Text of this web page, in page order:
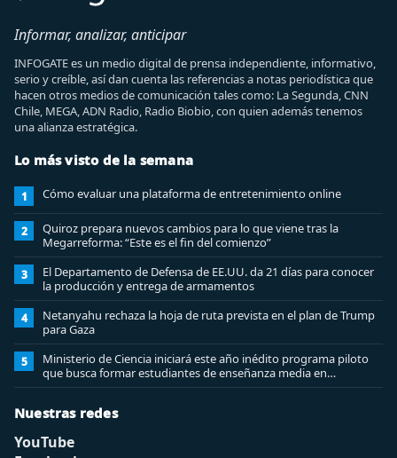
Informar, analizar, anticipar
INFOGATE es un medio digital de prensa independiente, informativo,
serio y creíble, así dan cuenta las referencias a notas periodística que
hacen otros medios de comunicación tales como: La Segunda, CNN
Chile, MEGA, ADN Radio, Radio Biobio, con quien además tenemos
una alianza estratégica.
Lo más visto de la semana
1 Cómo evaluar una plataforma de entretenimiento online
2
Quiroz prepara nuevos cambios para lo que viene tras la
Megarreforma: “Este es el fin del comienzo”
3
El Departamento de Defensa de EE.UU. da 21 días para conocer
la producción y entrega de armamentos
4
Netanyahu rechaza la hoja de ruta prevista en el plan de Trump
para Gaza
5
Ministerio de Ciencia iniciará este año inédito programa piloto
que busca formar estudiantes de enseñanza media en
ciberseguridad
Nuestras redes
YouTube